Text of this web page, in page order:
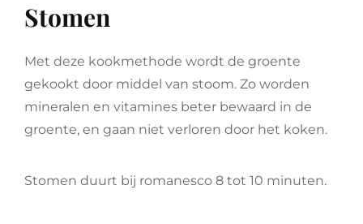
Stomen
Met deze kookmethode wordt de groente
gekookt door middel van stoom. Zo worden
mineralen en vitamines beter bewaard in de
groente, en gaan niet verloren door het koken.
Stomen duurt bij romanesco 8 tot 10 minuten.